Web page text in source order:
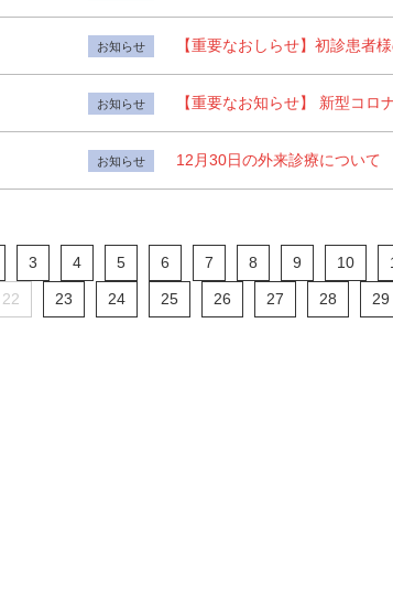
お知らせ 【重要なおしらせ】初診患者
お知らせ 【重要なお知らせ】 新型コ
お知らせ 12月30日の外来診療について
3 4 5 6 7 8 9 10
22 23 24 25 26 27 28 29